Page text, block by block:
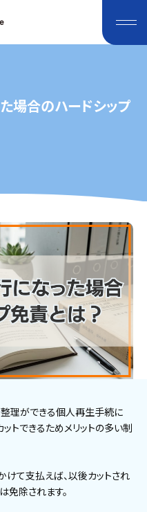
場合のハードシップ
理ができる個人再生手続に
トできるためメリットの多い制
て支払えば、以後カットされ
免除されます。